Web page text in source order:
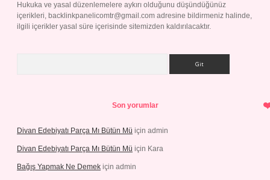
Hukuka ve yasal düzenlemelere aykırı olduğunu düşündüğünüz
içerikleri, backlinkpanelicomtr@gmail.com adresine bildirmeniz halinde,
ilgili içerikler yasal süre içerisinde sitemizden kaldırılacaktır.
Son yorumlar
Divan Edebiyatı Parça Mı Bütün Mü için admin
Divan Edebiyatı Parça Mı Bütün Mü için Kara
Bağış Yapmak Ne Demek için admin